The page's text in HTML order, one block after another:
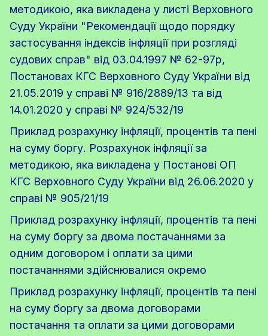
методикою, яка викладена у листі Верховного
Суду України "Рекомендації щодо порядку
застосування індексів інфляції при розгляді
судових справ" від 03.04.1997 № 62-97р,
Постановах КГС Верховного Суду України від
21.05.2019 у справі № 916/2889/13 та від
14.01.2020 у справі № 924/532/19
Приклад розрахунку інфляції, процентів та пені
на суму боргу. Розрахунок інфляції за
методикою, яка викладена у Постанові ОП
КГС Верховного Суду України від 26.06.2020 у
справі № 905/21/19
Приклад розрахунку інфляції, процентів та пені
на суму боргу за двома постачаннями за
одним договором і оплати за цими
постачаннями здійснювалися окремо
Приклад розрахунку інфляції, процентів та пені
на суму боргу за двома договорами
постачання та оплати за цими договорами